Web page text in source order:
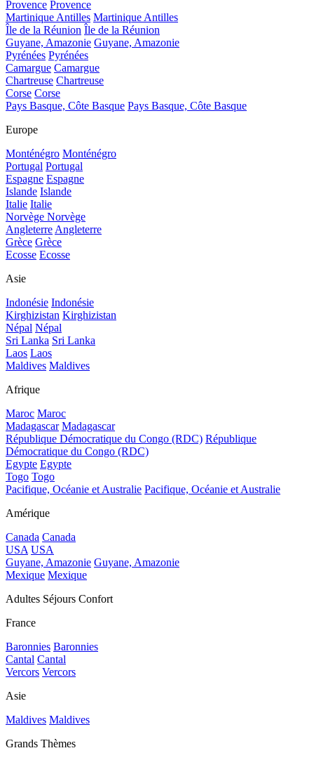
Provence Provence
Martinique Antilles Martinique Antilles
Île de la Réunion Île de la Réunion
Guyane, Amazonie Guyane, Amazonie
Pyrénées Pyrénées
Camargue Camargue
Chartreuse Chartreuse
Corse Corse
Pays Basque, Côte Basque Pays Basque, Côte Basque
Europe
Monténégro Monténégro
Portugal Portugal
Espagne Espagne
Islande Islande
Italie Italie
Norvège Norvège
Angleterre Angleterre
Grèce Grèce
Ecosse Ecosse
Asie
Indonésie Indonésie
Kirghizistan Kirghizistan
Népal Népal
Sri Lanka Sri Lanka
Laos Laos
Maldives Maldives
Afrique
Maroc Maroc
Madagascar Madagascar
République Démocratique du Congo (RDC) République
Démocratique du Congo (RDC)
Egypte Egypte
Togo Togo
Pacifique, Océanie et Australie Pacifique, Océanie et Australie
Amérique
Canada Canada
USA USA
Guyane, Amazonie Guyane, Amazonie
Mexique Mexique
Adultes Séjours Confort
France
Baronnies Baronnies
Cantal Cantal
Vercors Vercors
Asie
Maldives Maldives
Grands Thèmes